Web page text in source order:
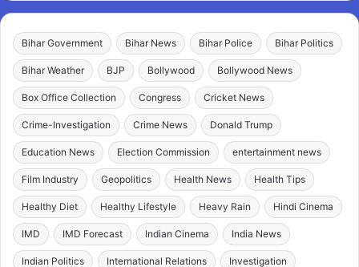
Bihar Government Bihar News Bihar Police Bihar Politics
Bihar Weather BJP Bollywood Bollywood News
Box Office Collection Congress Cricket News
Crime-Investigation Crime News Donald Trump
Education News Election Commission entertainment news
Film Industry Geopolitics Health News Health Tips
Healthy Diet Healthy Lifestyle Heavy Rain Hindi Cinema
IMD IMD Forecast Indian Cinema India News
Indian Politics International Relations Investigation